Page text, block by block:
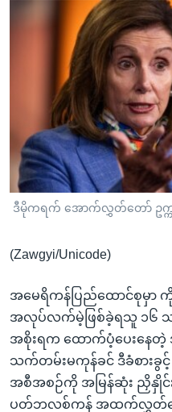
ပင်မ
ကြည့်
ရန်
ရှာဖွေ
ရန်
သို့
ရန်
ရုပ်ရှင်ထဲက အင်္ဂလိပ်စာ
သုတပဒေသာ အင်္ဂလိပ်စာ
ရေဒီယို/တီဗွီအစီအစဉ်
Learning English
ဗွီအိုအေ လူမှုကွန်ယက်များ
ဘာသာစကားများ
ဒီမိုကရက် အောက်လွှတ်တော် ဥက္ကဋ္ဌ
(Zawgyi/Unicode)
အမေရိကန်ပြည်ထောင်စုမှာ ကို
အလုပ်လက်မဲ့ဖြစ်ခဲ့ရသူ ၁၆
အစိုးရက ထောက်ပံ့ပေးနေ
သက်တမ်းမကုန်ခင် ဒီခံစားခွ
အစီအစဉ်ကို အမြန်ဆုံး ညှိနှိုင်
ပတ်ဘလစ်ကန် အထက်လွှတ်